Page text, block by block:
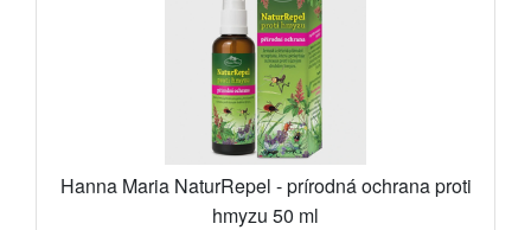
Hanna Maria NaturRepel - prírodná ochrana proti
hmyzu 50 ml